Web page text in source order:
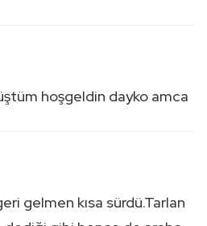
hoşgeldin dayko amca
gelmen kısa sürdü.Tarlan